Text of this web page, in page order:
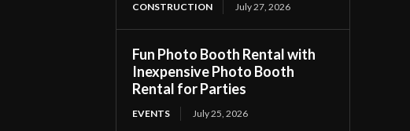
CONSTRUCTION July 27, 2026
Fun Photo Booth Rental with
Inexpensive Photo Booth
Rental for Parties
EVENTS July 25, 2026